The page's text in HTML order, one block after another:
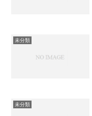
未分類
未分類